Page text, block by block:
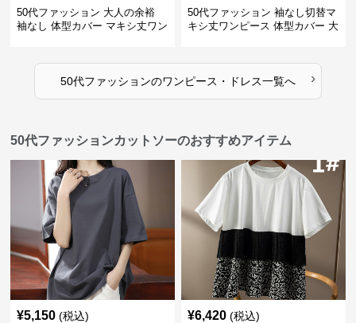
50代ファッション 大人の余裕
袖なし 体型カバー マキシ丈ワン
50代ファッション 袖なし切替マ
キシ丈ワンピース 体型カバー 大
50代ファッションのワンピース・ドレス一覧へ ›
50代ファッションカットソーのおすすめアイテム
¥5,150 (税込) ¥6,420 (税込)